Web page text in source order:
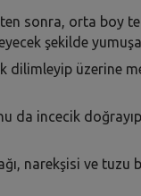
sonra, orta boy
şekilde
dilimleyip üzerine
da incecik
narekşisi ve tuzu